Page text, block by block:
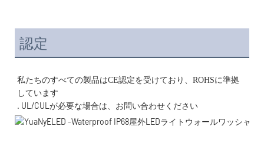
認定
私たちのすべての製品はCE認定を受けており、ROHSに準拠
. UL/CULが必要な場合は、お問い合わせください